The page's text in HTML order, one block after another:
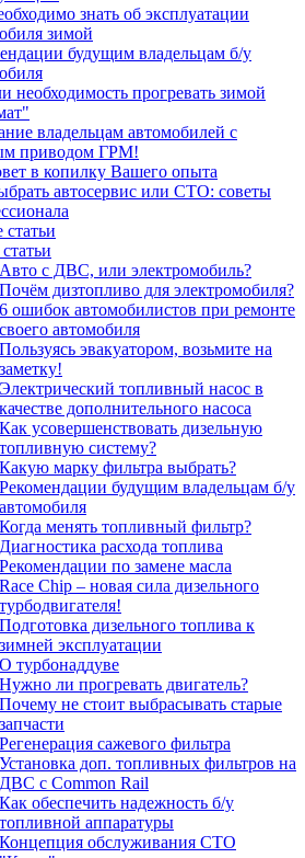
знать об эксплуатации
зимой
будущим владельцам б/у
необходимость прогревать зимой
владельцам автомобилей с
приводом ГРМ!
в копилку Вашего опыта
автосервис или СТО: советы
Авто с ДВС, или электромобиль?
Почём дизтопливо для электромобиля?
6 ошибок автомобилистов при ремонте
своего автомобиля
Пользуясь эвакуатором, возьмите на
заметку!
Электрический топливный насос в
качестве дополнительного насоса
Как усовершенствовать дизельную
топливную систему?
Какую марку фильтра выбрать?
Рекомендации будущим владельцам б/у
автомобиля
Когда менять топливный фильтр?
Диагностика расхода топлива
Рекомендации по замене масла
Race Chip – новая сила дизельного
турбодвигателя!
Подготовка дизельного топлива к
зимней эксплуатации
О турбонаддуве
Нужно ли прогревать двигатель?
Почему не стоит выбрасывать старые
запчасти
Регенерация сажевого фильтра
Установка доп. топливных фильтров на
ДВС с Common Rail
Как обеспечить надежность б/у
топливной аппаратуры
Концепция обслуживания СТО